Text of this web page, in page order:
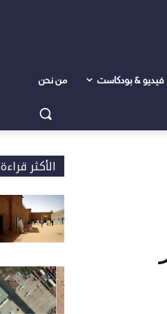
فيديو & بودكاست من نحن
الأكثر قراءة